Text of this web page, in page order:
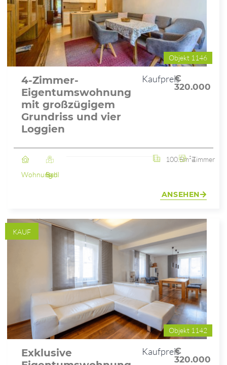
Objekt 1146
4-Zimmer-
Eigentumswohnung
mit großzügigem
Grundriss und vier
Loggien
Kaufpreis
€
320.000
WohnungBad Ischl
100.5m²4 Zimmer
ANSEHEN
KAUF
Objekt 1142
Exklusive
Kaufpreis
€
320.000